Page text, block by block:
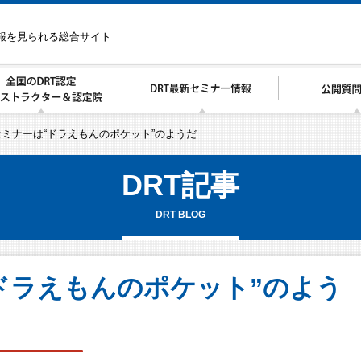
を見られる総合サイト
ミナーは“ドラえもんのポケット”のようだ
DRT記事
DRT BLOG
えもんのポケット”のよう